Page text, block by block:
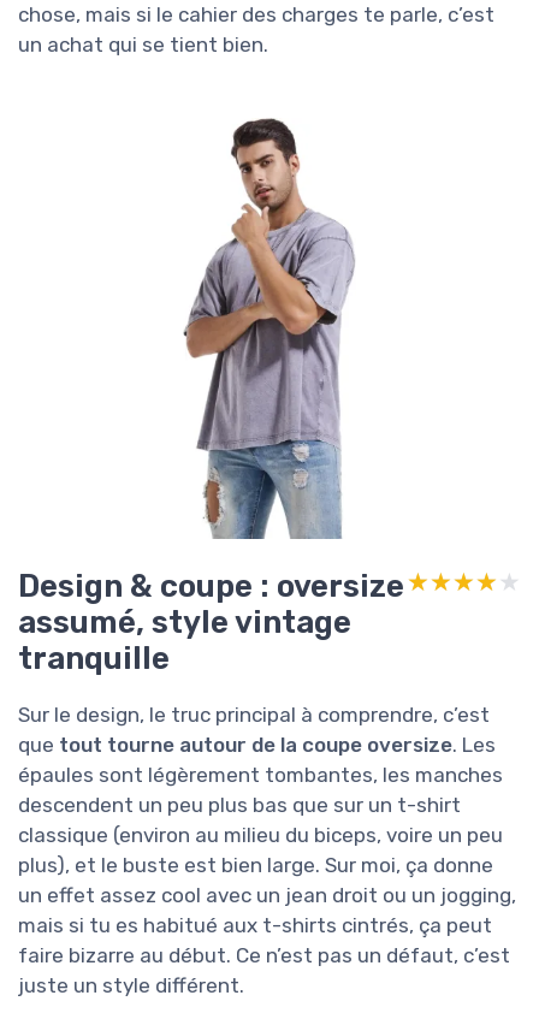
chose, mais si le cahier des charges te parle, c’est
un achat qui se tient bien.
Design & coupe : oversize
assumé, style vintage
tranquille
★★★★★
★★★★★
Sur le design, le truc principal à comprendre, c’est
que tout tourne autour de la coupe oversize. Les
épaules sont légèrement tombantes, les manches
descendent un peu plus bas que sur un t-shirt
classique (environ au milieu du biceps, voire un peu
plus), et le buste est bien large. Sur moi, ça donne
un effet assez cool avec un jean droit ou un jogging,
mais si tu es habitué aux t-shirts cintrés, ça peut
faire bizarre au début. Ce n’est pas un défaut, c’est
juste un style différent.